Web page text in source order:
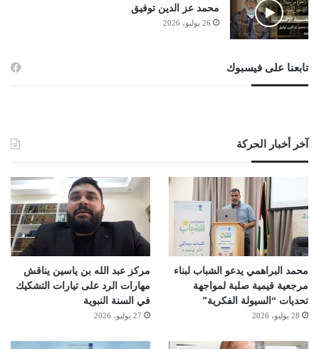
محمد عز الدين توفيق
26 يوليو، 2026
تابعنا على فيسبوك
آخر أخبار الحركة
محمد البراهمي يدعو الشباب لبناء
مرجعية قيمية صلبة لمواجهة
تحديات “السيولة الفكرية”
28 يوليو، 2026
مركز عبد الله بن ياسين يناقش
مهارات الرد على تيارات التشكيك
في السنة النبوية
27 يوليو، 2026